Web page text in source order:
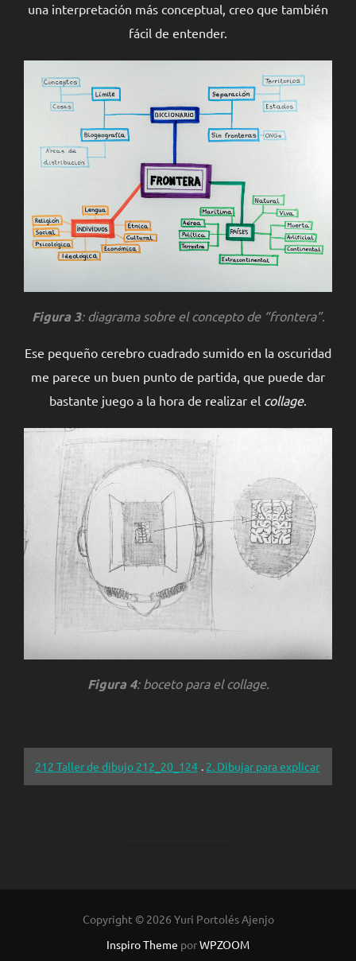
una interpretación más conceptual, creo que también
fácil de entender.
Figura 3: diagrama sobre el concepto de “frontera”.
Ese pequeño cerebro cuadrado sumido en la oscuridad
me parece un buen punto de partida, que puede dar
bastante juego a la hora de realizar el collage.
Figura 4: boceto para elcollage.
212 Taller de dibujo 212_20_124 . 2. Dibujar para explicar
Copyright © 2026 Yuri Portolés Ajenjo
Inspiro Theme porWPZOOM